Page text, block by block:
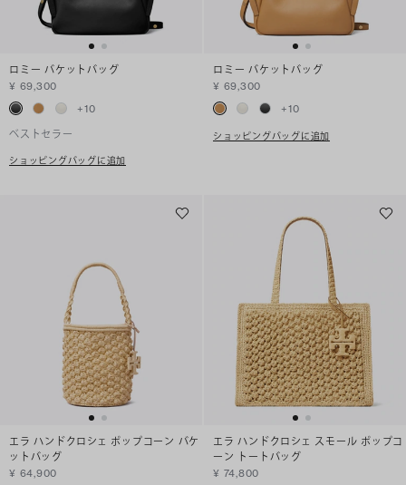
ロミー バケットバッグ
¥ 69,300
+10
ベストセラー
ショッピングバッグに追加
ロミー バケットバッグ
¥ 69,300
+10
ショッピングバッグに追加
エラ ハンドクロシェ ポップコーン バケ
ットバッグ
¥ 64,900
エラ ハンドクロシェ スモール ポップコ
ーン トートバッグ
¥ 74,800